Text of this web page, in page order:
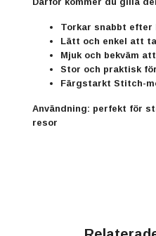
Torkar snabbt efter
Lätt och enkel att
Mjuk och bekväm
Stor och praktisk
Färgstarkt Stitch-
Användning: perfekt för
resor